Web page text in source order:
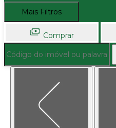
Mais Filtros
Comprar